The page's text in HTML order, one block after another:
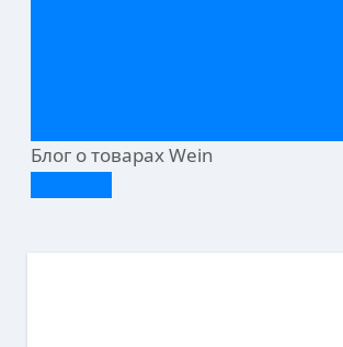
Блог о товарах Wein